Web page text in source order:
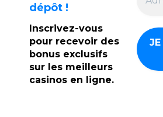
dépôt !
Inscrivez-vous
pour recevoir des
bonus exclusifs
sur les meilleurs
casinos en ligne.